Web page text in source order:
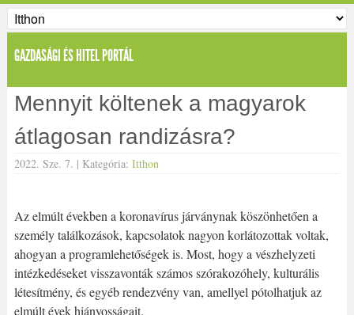
GAZDASÁGI ÉS HITEL PORTÁL
Mennyit költenek a magyarok
átlagosan randizásra?
2022. Sze. 7. | Kategória: Itthon
Az elmúlt években a koronavírus járványnak köszönhetően a
személy találkozások, kapcsolatok nagyon korlátozottak voltak,
ahogyan a programlehetőségek is. Most, hogy a vészhelyzeti
intézkedéseket visszavonták számos szórakozóhely, kulturális
létesítmény, és egyéb rendezvény van, amellyel pótolhatjuk az
elmúlt évek hiányosságait.